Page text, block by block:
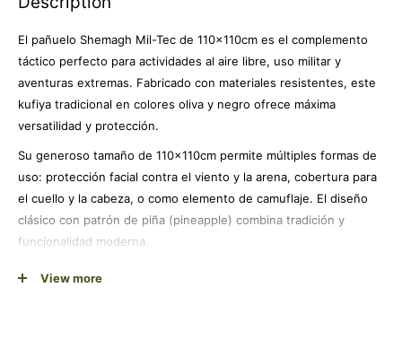
El pañuelo Shemagh Mil-Tec de 110x110cm es el complemento
táctico perfecto para actividades al aire libre, uso militar y
aventuras extremas. Fabricado con materiales resistentes, este
kufiya tradicional en colores oliva y negro ofrece máxima
versatilidad y protección.
Su generoso tamaño de 110x110cm permite múltiples formas de
uso: protección facial contra el viento y la arena, cobertura para
el cuello y la cabeza, o como elemento de camuflaje. El diseño
clásico con patrón de piña (pineapple) combina tradición y
funcionalidad moderna.
Ideal para militares, cazadores, senderistas, motociclistas y
View more